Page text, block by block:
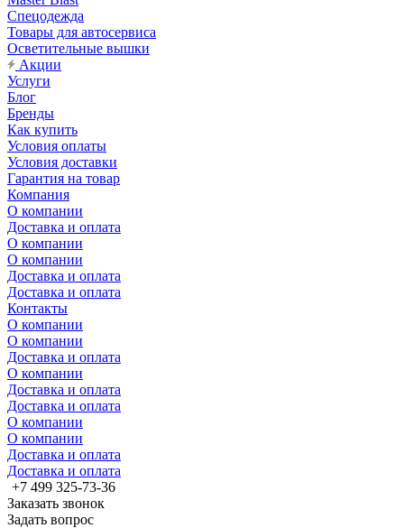
Спецодежда
Товары для автосервиса
Осветительные вышки
Акции
Услуги
Блог
Бренды
Как купить
Условия оплаты
Условия доставки
Гарантия на товар
Компания
О компании
Доставка и оплата
О компании
О компании
Доставка и оплата
Доставка и оплата
Контакты
О компании
О компании
Доставка и оплата
О компании
Доставка и оплата
Доставка и оплата
О компании
О компании
Доставка и оплата
Доставка и оплата
+7 499 325-73-36
Заказать звонок
Задать вопрос